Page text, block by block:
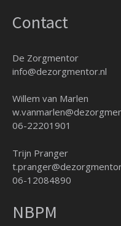
Contact
De Zorgmentor
info@dezorgmentor.nl
Willem van Marlen
06-22201901
Trijn Pranger
06-12084890
NBPM